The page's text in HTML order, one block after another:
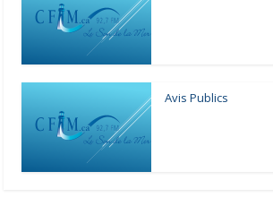
Avis Publics